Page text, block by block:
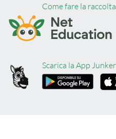
Come fare la
Scarica la App Junker